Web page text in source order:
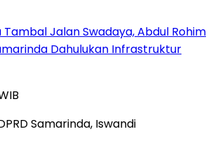
Jalan Swadaya, Abdul Rohim
Dahulukan Infrastruktur